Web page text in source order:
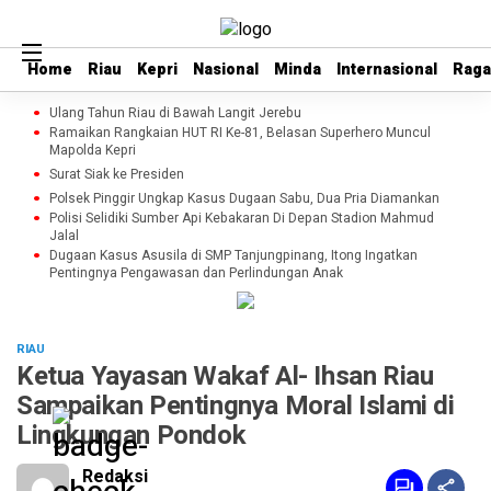
Home Riau Kepri Nasional Minda Internasional
Home Riau Kepri Nasional Minda Internasional
Ulang Tahun Riau di Bawah Langit Jerebu
Ramaikan Rangkaian HUT RI Ke-81, Belasan Superhero Muncul
Mapolda Kepri
Surat Siak ke Presiden
Polsek Pinggir Ungkap Kasus Dugaan Sabu, Dua Pria Diamankan
Polisi Selidiki Sumber Api Kebakaran Di Depan Stadion Mahmud
Jalal
Dugaan Kasus Asusila di SMP Tanjungpinang, Itong Ingatkan
Pentingnya Pengawasan dan Perlindungan Anak
RIAU
Ketua Yayasan Wakaf Al- Ihsan Riau
Sampaikan Pentingnya Moral Islami di
Lingkungan Pondok
Redaksi